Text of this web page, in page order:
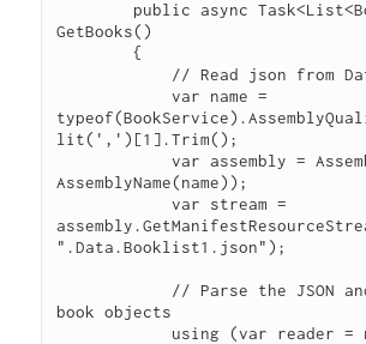
GetBooks()
        {
            var name =
lit(',')[1].Trim();
            var assembly = Assembly.Load(new
AssemblyName(name));
            var stream =
".Data.Booklist1.json");
book objects